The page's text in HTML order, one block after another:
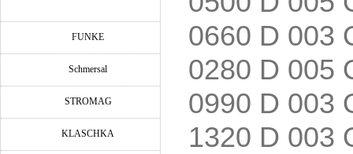
FUNKE
Schmersal
STROMAG
KLASCHKA
0660 D 003
0280 D 005
0990 D 003
1320 D 003